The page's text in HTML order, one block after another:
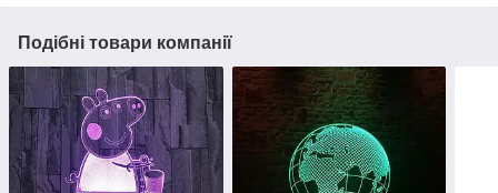
Подібні товари компанії